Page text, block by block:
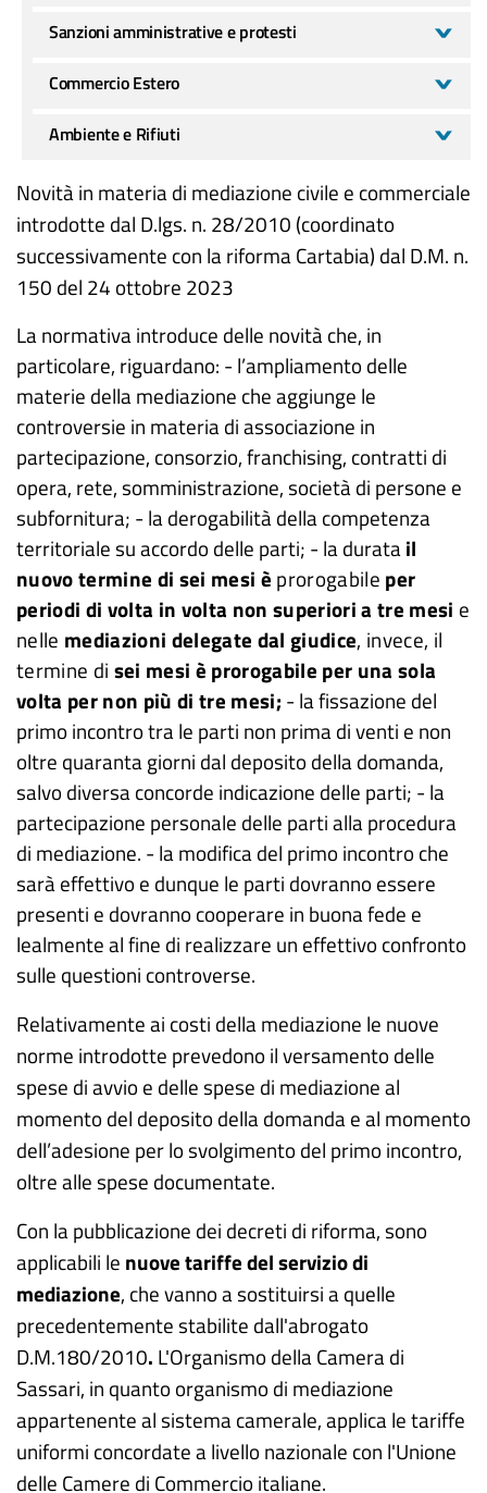
Novità in materia di mediazione civile e commerciale
introdotte dal D.lgs. n. 28/2010 (coordinato
successivamente con la riforma Cartabia) dal D.M. n.
150 del 24 ottobre 2023
La normativa introduce delle novità che, in
particolare, riguardano: - l’ampliamento delle
materie della mediazione che aggiunge le
controversie in materia di associazione in
partecipazione, consorzio, franchising, contratti di
opera, rete, somministrazione, società di persone e
subfornitura; - la derogabilità della competenza
territoriale su accordo delle parti; - la duratail
nuovo termine di sei mesi è prorogabile per
periodi di volta in volta non superiori a tre mesi e
nelle mediazioni delegate dal giudice, invece, il
termine di sei mesi è prorogabile per una sola
volta per non più di tre mesi;- la fissazione del
primo incontro tra le parti non prima di venti e non
oltre quaranta giorni dal deposito della domanda,
salvo diversa concorde indicazione delle parti; - la
partecipazione personale delle parti alla procedura
di mediazione. - la modifica del primo incontro che
sarà effettivo e dunque le parti dovranno essere
presenti e dovranno cooperare in buona fede e
lealmente al fine di realizzare un effettivo confronto
sulle questioni controverse.
Relativamente ai costi della mediazione le nuove
norme introdotte prevedono il versamento delle
spese di avvio e delle spese di mediazione al
momento del deposito della domanda e al momento
dell’adesione per lo svolgimento del primo incontro,
oltre alle spese documentate.
Con la pubblicazione dei decreti di riforma, sono
applicabili le nuove tariffe del servizio di
mediazione, che vanno a sostituirsi a quelle
precedentemente stabilite dall'abrogato
D.M.180/2010. L'Organismo della Camera di
Sassari, in quanto organismo di mediazione
appartenente al sistema camerale, applica le tariffe
uniformi concordate a livello nazionale con l'Unione
delle Camere di Commercio italiane.
Sanzioni amministrative e protesti
Commercio Estero
Ambiente e Rifiuti